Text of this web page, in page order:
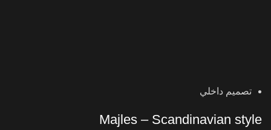
تصميم داخلي
Majles – Scandinavian style